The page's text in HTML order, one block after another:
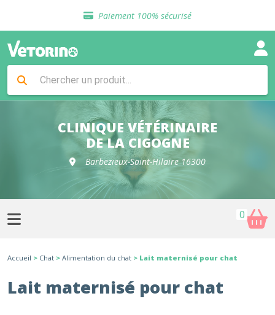
Paiement 100% sécurisé
Livraison gratuite en clinique vétérinaire
Sélection de croquettes vétérinaire
Livraison gratuite en clinique vétérinaire
Retour gratuit en clinique
Sélection de croquettes vétérinaire
CLINIQUE VÉTÉRINAIRE
DE LA CIGOGNE
Barbezieux-Saint-Hilaire 16300
0
Accueil > Chat > Alimentation du chat > Lait maternisé pour chat
Lait maternisé pour chat